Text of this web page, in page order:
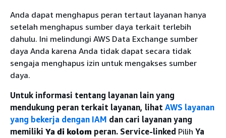
Anda dapat menghapus peran tertaut layanan hanya
setelah menghapus sumber daya terkait terlebih
dahulu. Ini melindungi AWS Data Exchange sumber
daya Anda karena Anda tidak dapat secara tidak
sengaja menghapus izin untuk mengakses sumber
daya.
Untuk informasi tentang layanan lain yang
mendukung peran terkait layanan, lihat AWS layanan
yang bekerja dengan IAM dan cari layanan yang
memiliki Ya di kolom peran. Service-linked Pilih Ya